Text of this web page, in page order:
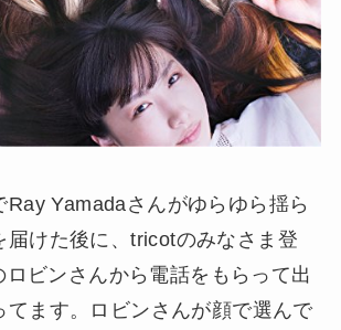
Ray Yamadaさんがゆらゆら揺ら
届けた後に、tricotのみなさま登
ビンさんから電話をもらって出
てます。ロビンさんが顔で選んで